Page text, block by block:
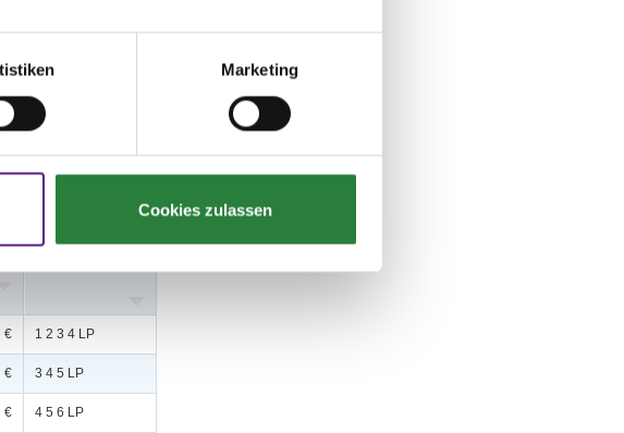
Marketing
Cookies zulassen
€ 1 2 3 4 LP
€ 3 4 5 LP
€ 4 5 6 LP